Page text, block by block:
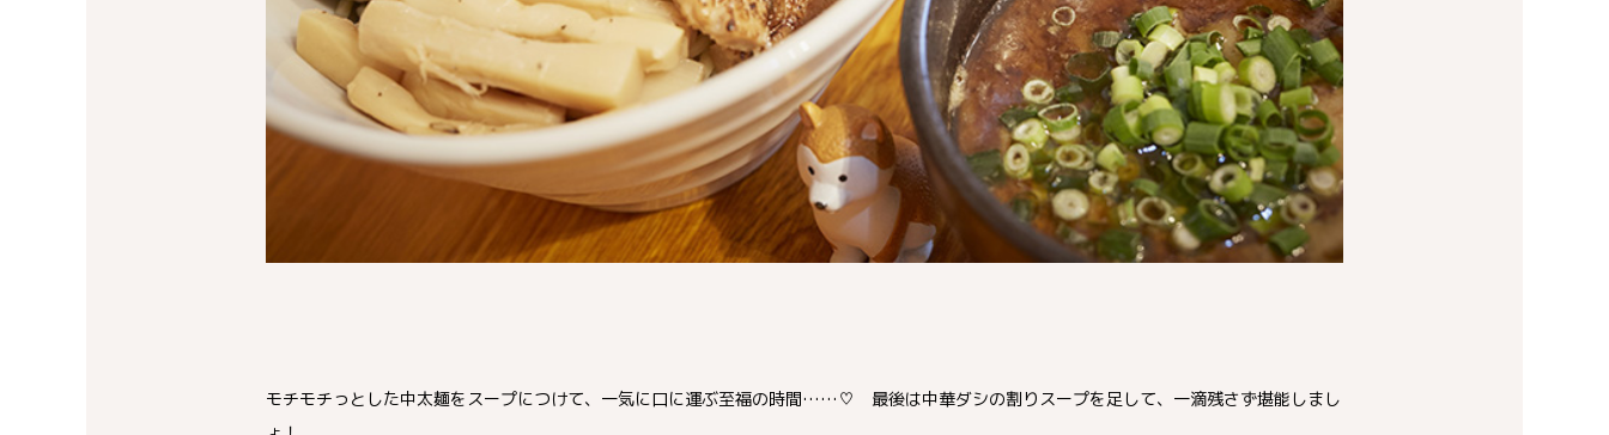
モチモチっとした中太麺をスープにつけて、一気に口に運ぶ至福の時間……♡ 最後は中華ダシの割りスープを足して、一滴残さず堪能しまし